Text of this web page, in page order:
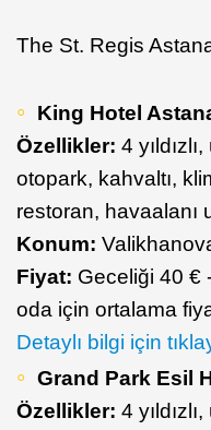
The St. Regis
King Hotel
Özellikler: 4
otopark, kahvaltı,
restoran, havaalanı
Konum:
Fiyat: Geceliği 40 €
oda için ortalama
Detaylı bilgi için
Grand Park Esil
Özellikler: 4